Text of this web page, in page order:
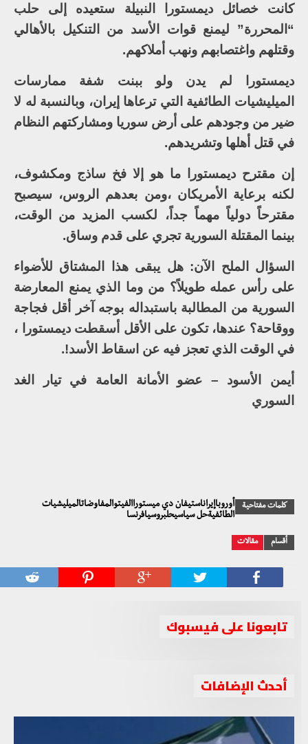
كانت خصائل ديمستورا النبيلة ستعيده إلى حلب
“المحررة” ليمنع قوات الأسد من التنكيل بالأهالي
وقتلهم واغتصابهم ونهب أملاكهم.
ديمستورا لم يدن ولو ببنت شفة ممارسات
الميليشيات الطائفية التي ترعاها إيران، وبالنسبة له لا
ضير من وجودهم على أرض سوريا ومشاركتهم النظام
في قتل أهلها وتشريدهم.
إن مقترح ديمستورا ما هو إلا فخ ساذج ومكشوف،
لكنه برعاية الأمريكان ،ومن بعدهم الروس، سيصبح
مقترحاً دولياً مهماً جداً، لكسب المزيد من الوقت،
بينما المقتلة السورية تجري على قدم وساق.
السؤال الملح الآن: هل يبقى هذا المشتاق للأضواء
على رأس عمله طويلاً؟ من وما الذي يمنع المعارضة
السورية من المطالبة باستبداله بوجه آخر أقل فجاجة
ووقاحة؟ عندها، تكون على الأقل أسقطت ديمستورا ،
في الوقت الذي تعجز فيه عن اسقاط الأسد!.
أيمن الأسود – عضو الأمانة العامة في تيار الغد
السوري
كلمات مفتاحية
أوروباإيراناستيفان دي ميستوراالفيتوالمفاوضاتالميليشيات
الطائفيةحل سياسيحلبروسيافرنسا
أقسام مقالات
تابعونا على فيسبوك
أحدث الإضافات